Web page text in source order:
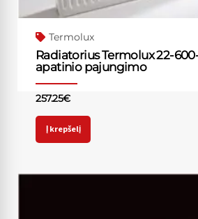
Termolux
Radiatorius Termolux 22-
apatinio pajungimo
257.25€
Į krepšelį